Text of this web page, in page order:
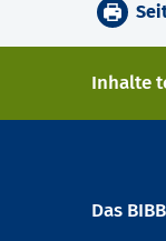
Inhalte
Das BIBB